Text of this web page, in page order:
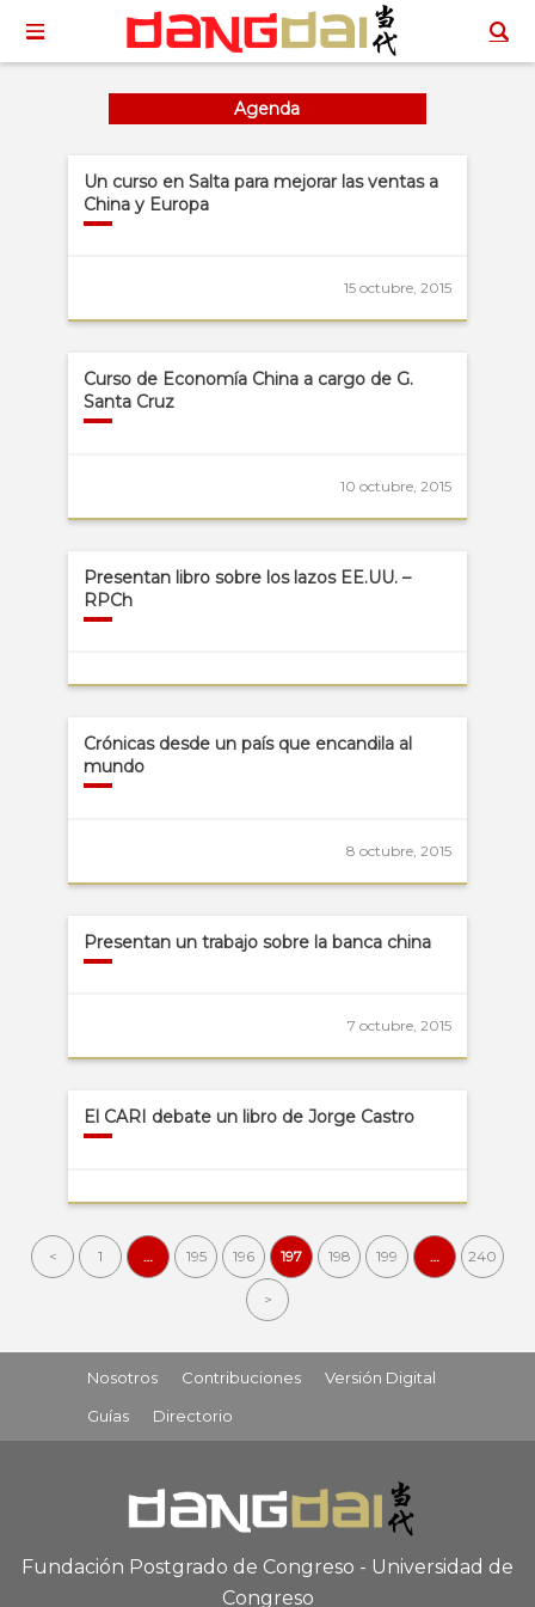
Agenda
Un curso en Salta para mejorar las ventas a
China y Europa
15 octubre, 2015
Curso de Economía China a cargo de G.
Santa Cruz
10 octubre, 2015
Presentan libro sobre los lazos EE.UU. –
RPCh
Crónicas desde un país que encandila al
mundo
8 octubre, 2015
Presentan un trabajo sobre la banca china
7 octubre, 2015
El CARI debate un libro de Jorge Castro
< 1 … 195 196 197 198 199 … 240
>
Nosotros Contribuciones
Versión Digital
Guías
Directorio
Fundación Postgrado de Congreso - Universidad de
Congreso